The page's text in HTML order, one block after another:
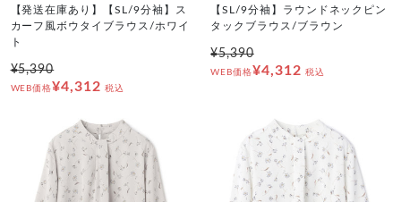
【発送在庫あり】【SL/9分袖】ス
カーフ風ボウタイブラウス/ホワイ
ト
¥5,390
WEB価格¥4,312 税込
【SL/9分袖】ラウンドネックピン
タックブラウス/ブラウン
¥5,390
WEB価格¥4,312 税込